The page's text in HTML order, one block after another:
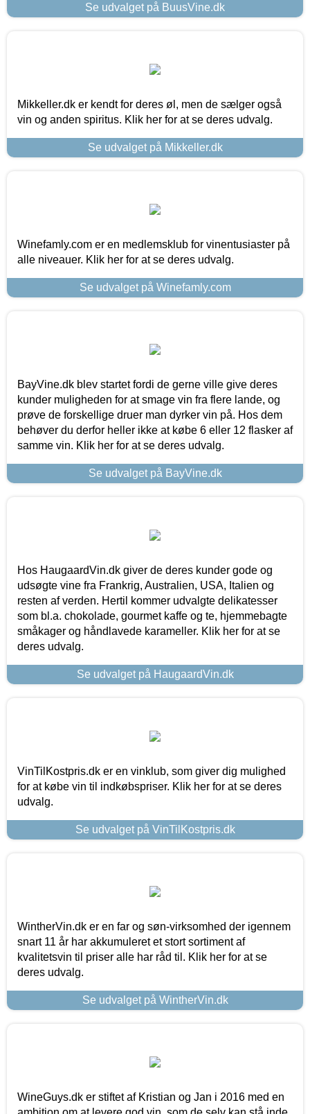
Se udvalget på BuusVine.dk
Mikkeller.dk er kendt for deres øl, men de sælger også
vin og anden spiritus. Klik her for at se deres udvalg.
Se udvalget på Mikkeller.dk
Winefamly.com er en medlemsklub for vinentusiaster på
alle niveauer. Klik her for at se deres udvalg.
Se udvalget på Winefamly.com
BayVine.dk blev startet fordi de gerne ville give deres
kunder muligheden for at smage vin fra flere lande, og
prøve de forskellige druer man dyrker vin på. Hos dem
behøver du derfor heller ikke at købe 6 eller 12 flasker af
samme vin. Klik her for at se deres udvalg.
Se udvalget på BayVine.dk
Hos HaugaardVin.dk giver de deres kunder gode og
udsøgte vine fra Frankrig, Australien, USA, Italien og
resten af verden. Hertil kommer udvalgte delikatesser
som bl.a. chokolade, gourmet kaffe og te, hjemmebagte
småkager og håndlavede karameller. Klik her for at se
deres udvalg.
Se udvalget på HaugaardVin.dk
VinTilKostpris.dk er en vinklub, som giver dig mulighed
for at købe vin til indkøbspriser. Klik her for at se deres
udvalg.
Se udvalget på VinTilKostpris.dk
WintherVin.dk er en far og søn-virksomhed der igennem
snart 11 år har akkumuleret et stort sortiment af
kvalitetsvin til priser alle har råd til. Klik her for at se
deres udvalg.
Se udvalget på WintherVin.dk
WineGuys.dk er stiftet af Kristian og Jan i 2016 med en